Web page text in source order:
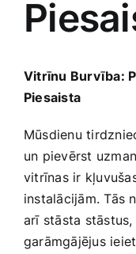
Medicīnas preces
Pārtikas preces
Preces birojam
Vitrīnu Burvība:
Piesaista
Mūsdienu‍
‌un‌ pievērst
vitrīnas ir
instalācijām. Tās
arī stāsta
garāmgājējus